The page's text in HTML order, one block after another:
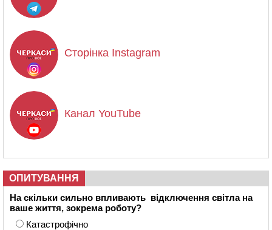
Сторінка Instagram
Канал YouTube
ОПИТУВАННЯ
На скільки сильно впливають відключення світла на
ваше життя, зокрема роботу?
Катастрофічно